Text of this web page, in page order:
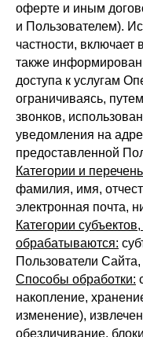
оферте и иным
и Пользователем).
частности, включает
также
доступа к услугам
ограничиваясь,
звонков,
уведомления на
предоставленной
Категории и
фамилия, имя,
электронная почта,
Категории
обрабатываются:
Пользователи
Способы обработки:
накопление,
изменение),
обезличивание,